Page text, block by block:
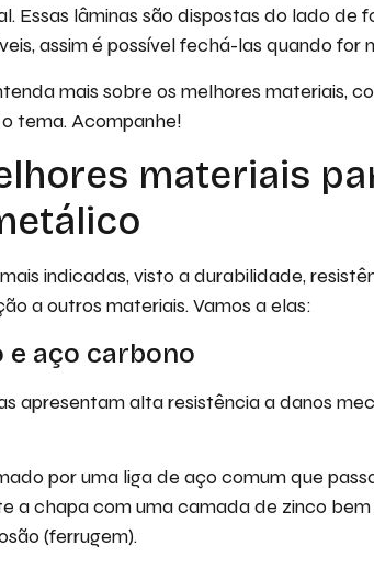
Essas lâminas são dispostas do lado de
assim é possível fechá-las quando for
mais sobre os melhores materiais,
tema. Acompanhe!
materiais
indicadas, visto a durabilidade,
a outros materiais. Vamos a elas:
e aço carbono
apresentam alta resistência a danos
por uma liga de aço comum que
a chapa com uma camada de zinco
(ferrugem).